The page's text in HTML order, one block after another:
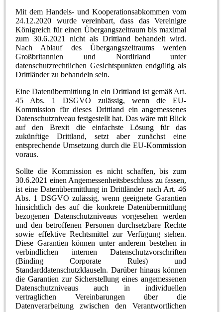
Mit dem Handels- und Kooperationsabkommen vom
24.12.2020 wurde vereinbart, dass das Vereinigte
Königreich für einen Übergangszeitraum bis maximal
zum 30.6.2021 nicht als Drittland behandelt wird.
Nach Ablauf des Übergangszeitraums werden
Großbritannien und Nordirland unter
datenschutzrechtlichen Gesichtspunkten endgültig als
Drittländer zu behandeln sein.
Eine Datenübermittlung in ein Drittland ist gemäß Art.
45 Abs. 1 DSGVO zulässig, wenn die EU-
Kommission für dieses Drittland ein angemessenes
Datenschutzniveau festgestellt hat. Das wäre mit Blick
auf den Brexit die einfachste Lösung für das
zukünftige Drittland, setzt aber zunächst eine
entsprechende Umsetzung durch die EU-Kommission
voraus.
Sollte die Kommission es nicht schaffen, bis zum
30.6.2021 einen Angemessenheitsbeschluss zu fassen,
ist eine Datenübermittlung in Drittländer nach Art. 46
Abs. 1 DSGVO zulässig, wenn geeignete Garantien
hinsichtlich des auf die konkrete Datenübermittlung
bezogenen Datenschutzniveaus vorgesehen werden
und den betroffenen Personen durchsetzbare Rechte
sowie effektive Rechtsmittel zur Verfügung stehen.
Diese Garantien können unter anderem bestehen in
verbindlichen internen Datenschutzvorschriften
(Binding Corporate Rules) und
Standarddatenschutzklauseln. Darüber hinaus können
die Garantien zur Sicherstellung eines angemessenen
Datenschutzniveaus auch in individuellen
vertraglichen Vereinbarungen über die
Datenverarbeitung zwischen den Verantwortlichen